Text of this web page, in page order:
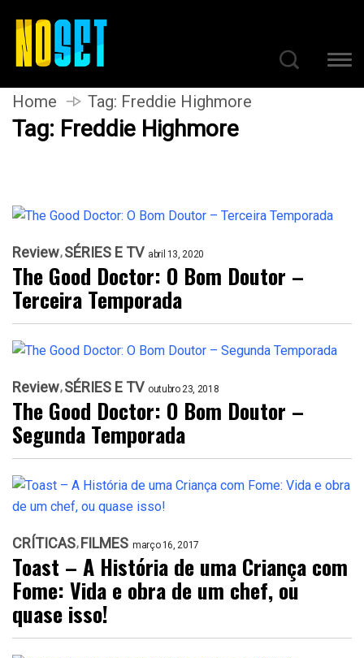
Home Tag: Freddie Highmore
Tag: Freddie Highmore
Review SÉRIES E TV abril 13, 2020
The Good Doctor: O Bom Doutor –
Terceira Temporada
Review SÉRIES E TV outubro 23, 2018
The Good Doctor: O Bom Doutor –
Segunda Temporada
CRÍTICAS FILMES março 16, 2017
Toast – A História de uma Criança com
Fome: Vida e obra de um chef, ou
quase isso!